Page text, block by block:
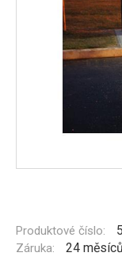
Produktové číslo:
Záruka: 24 měsíců